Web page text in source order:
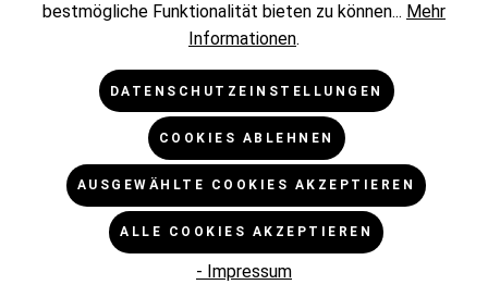
KUNDENINFORMATIONEN
RECHTLICHES
* Alle Preise exkl. gesetzl. Mehrwertsteuer zzgl.
Versandkosten
und ggf. Nachnahmegebühren, wenn nicht
anders angegeben.
bestmögliche Funktionalität bieten zu können... Mehr
Informationen.
DATENSCHUTZEINSTELLUNGEN
COOKIES ABLEHNEN
AUSGEWÄHLTE COOKIES AKZEPTIEREN
ALLE COOKIES AKZEPTIEREN
- Impressum